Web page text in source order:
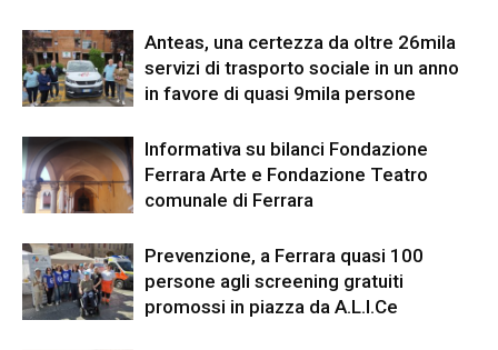
Anteas, una certezza da oltre 26mila
servizi di trasporto sociale in un anno
in favore di quasi 9mila persone
Informativa su bilanci Fondazione
Ferrara Arte e Fondazione Teatro
comunale di Ferrara
Prevenzione, a Ferrara quasi 100
persone agli screening gratuiti
promossi in piazza da A.L.I.Ce